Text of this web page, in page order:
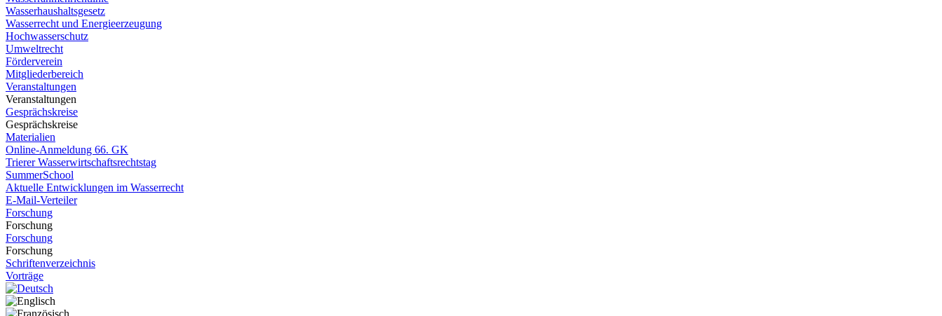
Wasserhaushaltsgesetz
Wasserrecht und Energieerzeugung
Hochwasserschutz
Umweltrecht
Förderverein
Mitgliederbereich
Veranstaltungen
Veranstaltungen
Gesprächskreise
Gesprächskreise
Materialien
Online-Anmeldung 66. GK
Trierer Wasserwirtschaftsrechtstag
SummerSchool
Aktuelle Entwicklungen im Wasserrecht
E-Mail-Verteiler
Forschung
Forschung
Forschung
Forschung
Schriftenverzeichnis
Vorträge